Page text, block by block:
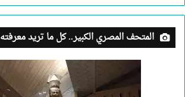
المتحف المصري الكبير.. كل ما تريد معرفته